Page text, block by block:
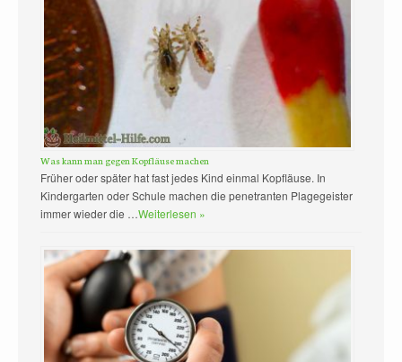
Was kann man gegen Kopfläuse machen
Früher oder später hat fast jedes Kind einmal Kopfläuse. In
Kindergarten oder Schule machen die penetranten Plagegeister
immer wieder die …Weiterlesen »